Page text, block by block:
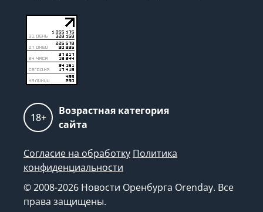
18+
Возрастная категория
сайта
Согласие на обработку Политика
конфиденциальности
© 2008-2026 Новости Оренбурга Orenday. Все
права защищены.